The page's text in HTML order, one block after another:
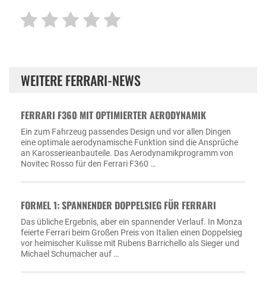
WEITERE FERRARI-NEWS
FERRARI F360 MIT OPTIMIERTER AERODYNAMIK
Ein zum Fahrzeug passendes Design und vor allen Dingen
eine optimale aerodynamische Funktion sind die Ansprüche
an Karosserieanbauteile. Das Aerodynamikprogramm von
Novitec Rosso für den Ferrari F360 …
FORMEL 1: SPANNENDER DOPPELSIEG FÜR FERRARI
Das übliche Ergebnis, aber ein spannender Verlauf. In Monza
feierte Ferrari beim Großen Preis von Italien einen Doppelsieg
vor heimischer Kulisse mit Rubens Barrichello als Sieger und
Michael Schumacher auf …